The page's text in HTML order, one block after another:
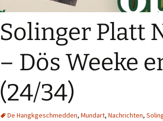
Solinger Platt
– Dös Weeke
(24/34)
De Hangkgeschmedden, Mundart, Nachrichten,